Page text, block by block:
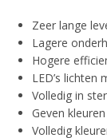
Zeer lange
Lagere
Hogere
LED’s lichten
Volledig in
Geven
Volledig